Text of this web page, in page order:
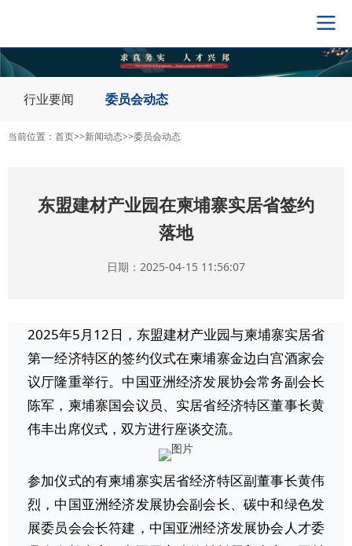
导
切
换
行业要闻
委员会动态
当前位置： 首页>>新闻动态>>委员会动态
东盟建材产业园在柬埔寨实居省签约
落地
日期：2025-04-15 11:56:07
2025年5月12日，东盟建材产业园与柬埔寨实居省
第一经济特区的签约仪式在柬埔寨金边白宫酒家会
议厅隆重举行。 中国亚洲经济发展协会常务副会长
陈军，柬埔寨国会议员、实居省经济特区董事长黄
伟丰出席仪式，双方进行座谈交流。
参加仪式的有柬埔寨实居省经济特区副董事长黄伟
烈，中国亚洲经济发展协会副会长、碳中和绿色发
展委员会会长符建，中国亚洲经济发展协会人才委